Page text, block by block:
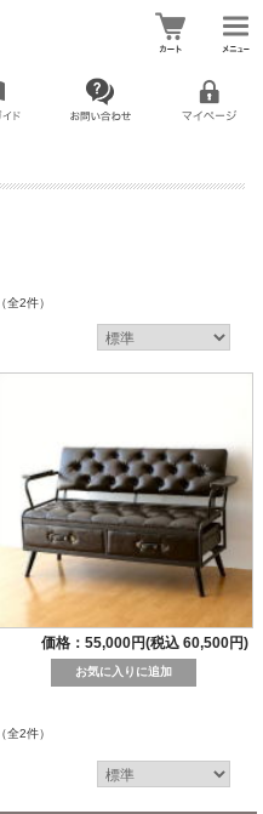
（全2件）
価格：55,000円(税込 60,500円)
（全2件）